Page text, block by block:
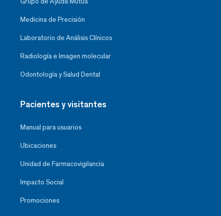
Medicina de Precisión
Laboratorio de Análisis Clínicos
Radiología e Imagen molecular
Odontología y Salud Dental
Pacientes y visitantes
Manual para usuarios
Ubicaciones
Unidad de Farmacovigilancia
Impacto Social
Promociones